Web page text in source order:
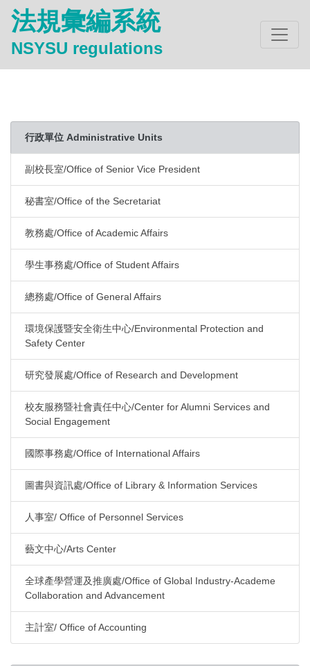
法規彙編系統
NSYSU regulations
行政單位 Administrative Units
副校長室/Office of Senior Vice President
秘書室/Office of the Secretariat
教務處/Office of Academic Affairs
學生事務處/Office of Student Affairs
總務處/Office of General Affairs
環境保護暨安全衛生中心/Environmental Protection and
Safety Center
研究發展處/Office of Research and Development
校友服務暨社會責任中心/Center for Alumni Services and
Social Engagement
國際事務處/Office of International Affairs
圖書與資訊處/Office of Library & Information Services
人事室/ Office of Personnel Services
藝文中心/Arts Center
全球產學營運及推廣處/Office of Global Industry-Academe
Collaboration and Advancement
主計室/ Office of Accounting